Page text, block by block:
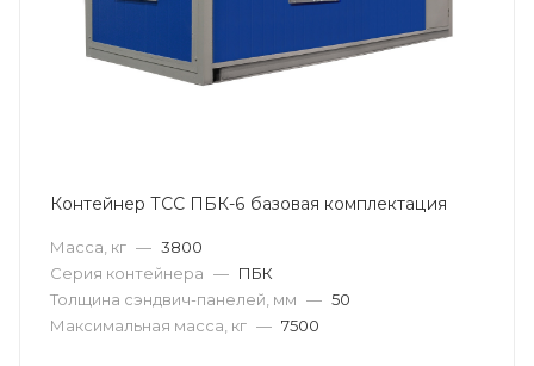
Контейнер ТСС ПБК-6 базовая комплектация
Масса, кг — 3800
Серия контейнера — ПБК
Толщина сэндвич-панелей, мм — 50
Максимальная масса, кг — 7500